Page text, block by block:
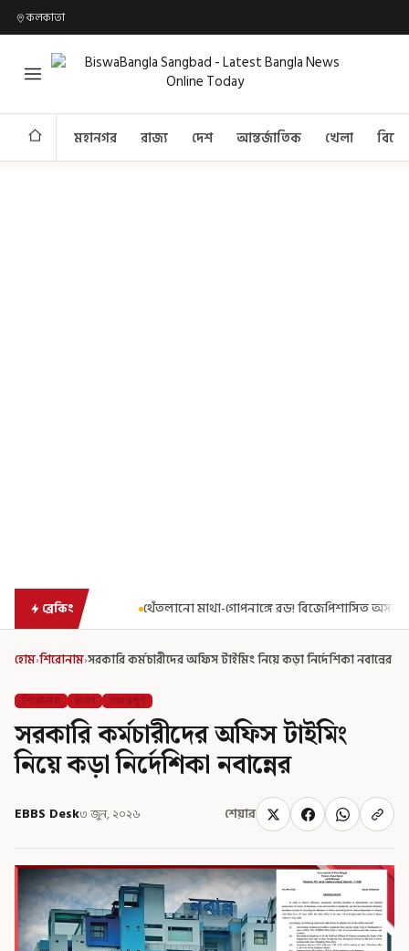
কলকাতা
মহানগর রাজ্য দেশ আন্তর্জাতিক খেলা
ব্রেকিং
রড! বিজেপিশাসিত অসমে নাবালিকার নৃশংস পরিণতি ব্রড
হোম›শিরোনাম›সরকারি কর্মচারীদের অফিস টাইমিং নিয়ে কড়া নির্দেশিকা নবান্নের
শিরোনাম রাজ্য গুরুত্বপূর্ণ
সরকারি কর্মচারীদের অফিস টাইমিং
নিয়ে কড়া নির্দেশিকা নবান্নের
EBBS Desk৩ জুন, ২০২৬ শেয়ার